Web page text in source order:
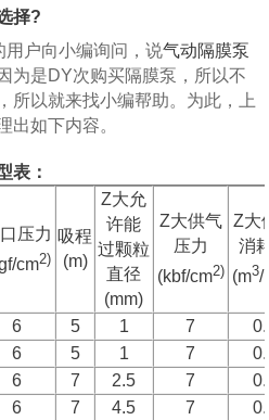
择?
户向小编询问，说气动隔膜泵
为是DY次购买隔膜泵，所以不
所以就来找小编帮助。为此，上
出如下内容。
表：
压力
cm2)
吸程
(m)
Z大允
许能
过颗粒
直径
(mm)
Z大供气
压力
(kbf/cm2)
Z大
消
(m3/
6 5 1 7
6 5 1 7
6 7 2.5 7
6 7 4.5 7